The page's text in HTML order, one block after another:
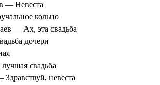
— Невеста
кольцо
— Ах, эта свадьба
дочери
свадьба
невеста